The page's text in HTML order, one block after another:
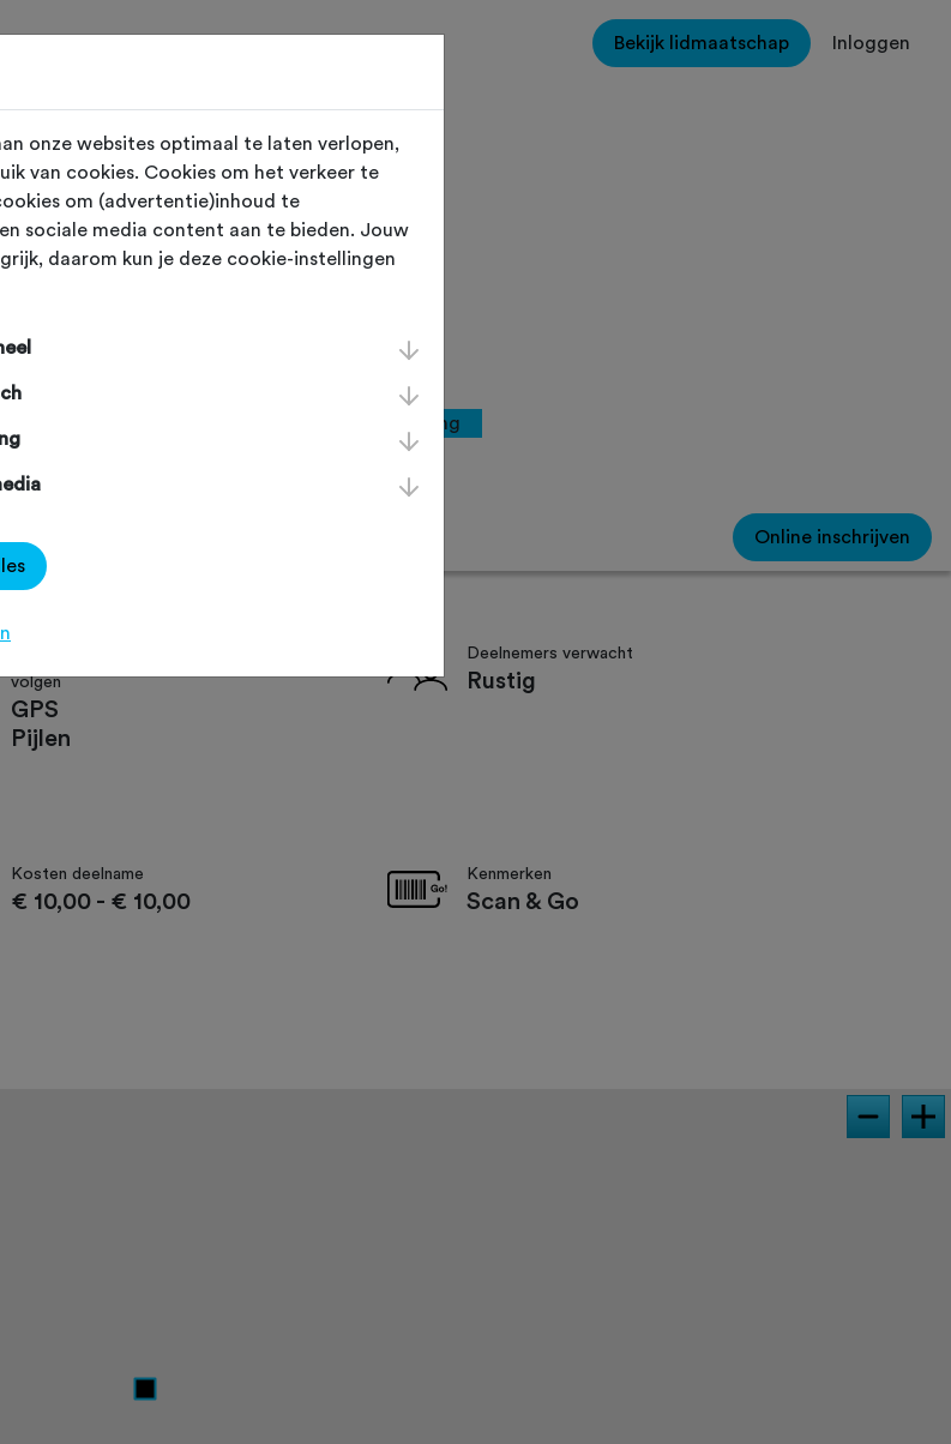
Bekijk lidmaatschap Inloggen
2026
Verzorging
Online inschrijven
volgen
GPS
Pijlen
Deelnemers verwacht
Rustig
Kosten deelname
€ 10,00 - € 10,00
Kenmerken
Scan & Go
onze websites optimaal te laten verlopen,
van cookies. Cookies om het verkeer te
om (advertentie)inhoud te
sociale media content aan te bieden. Jouw
daarom kun je deze cookie-instellingen